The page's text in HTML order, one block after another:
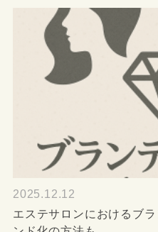
2025.12.12
エステサロンにおけるブ